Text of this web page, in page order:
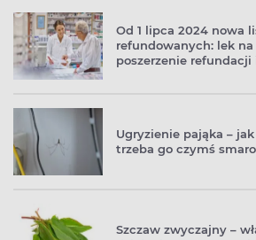
Od 1 lipca 2024 nowa
refundowanych: lek na
poszerzenie
Ugryzienie pająka –
trzeba go czymś
Szczaw zwyczajny –